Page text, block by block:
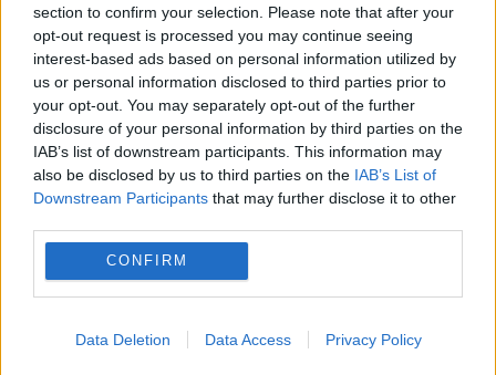
section to confirm your selection. Please note that after your
opt-out request is processed you may continue seeing
interest-based ads based on personal information utilized by
us or personal information disclosed to third parties prior to
your opt-out. You may separately opt-out of the further
disclosure of your personal information by third parties on the
IAB’s list of downstream participants. This information may
also be disclosed by us to third parties on the IAB’s List of
Downstream Participants that may further disclose it to other
CONFIRM
Data Deletion Data Access Privacy Policy
Boureanu în secția de poliție